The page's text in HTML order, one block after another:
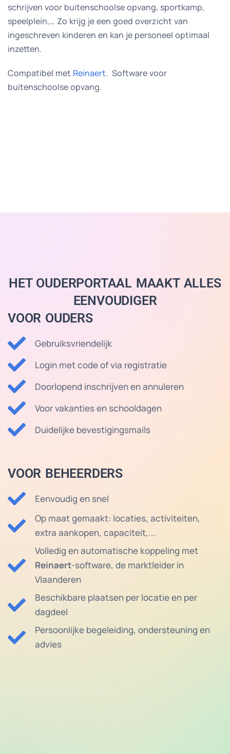
schrijven voor buitenschoolse opvang, sportkamp,
speelplein,… Zo krijg je een goed overzicht van
ingeschreven kinderen en kan je personeel optimaal
inzetten.
Compatibel met Reinaert. Software voor
buitenschoolse opvang.
HET OUDERPORTAAL MAAKT ALLES
EENVOUDIGER
VOOR OUDERS
Gebruiksvriendelijk
Login met code of via registratie
Doorlopend inschrijven en annuleren
Voor vakanties en schooldagen
Duidelijke bevestigingsmails
VOOR BEHEERDERS
Eenvoudig en snel
Op maat gemaakt: locaties, activiteiten,
extra aankopen, capaciteit,...
Volledig en automatische koppeling met
Reinaert-software, de marktleider in
Vlaanderen
Beschikbare plaatsen per locatie en per
dagdeel
Persoonlijke begeleiding, ondersteuning en
advies